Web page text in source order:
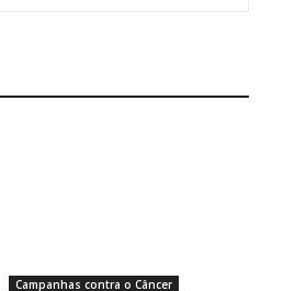
Campanhas contra o Câncer